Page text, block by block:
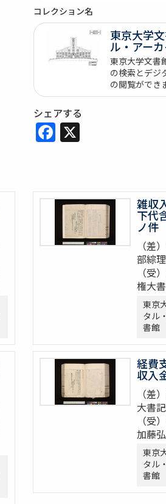
コレクション名
東京大学
ル・アー
東京大学文書
の検索とデジ
の閲覧ができ
シェアする
Facebook
X
雑収
下代
ノ件
（差
部綜
（受
権大
東京
タル
書館
経費
収入
（差
大書
（受
加藤
東京
タル
書館